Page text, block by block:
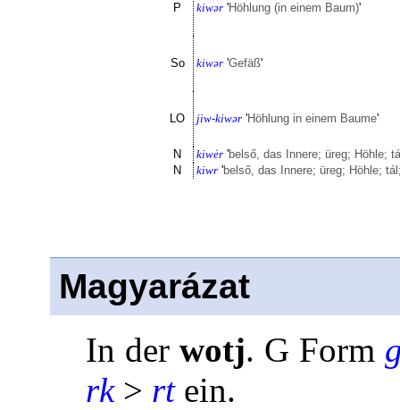
P kiwər 'Höhlung (in einem Baum)'
So kiwər 'Gefäß'
LO jiw-kiwər 'Höhlung in einem Baume'
N kiwėr 'belső, das Innere; üreg; Höhle;
N
kiwr 'belső, das Innere; üreg; Höhle;
Magyarázat
In der wotj. G Form
rk > rtein.